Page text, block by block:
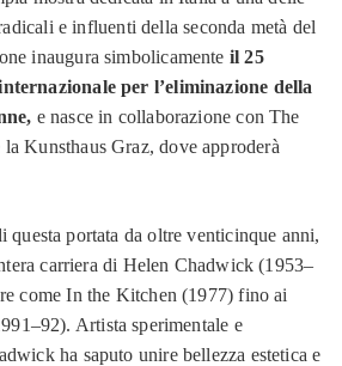
e influenti della seconda metà del
inaugura simbolicamente il 25
per l’eliminazione della
e nasce in collaborazione con The
Kunsthaus Graz, dove approderà
questa portata da oltre venticinque anni,
carriera di Helen Chadwick (1953–
comeIn the Kitchen (1977) fino ai
Artista sperimentale e
ha saputo unire bellezza estetica e